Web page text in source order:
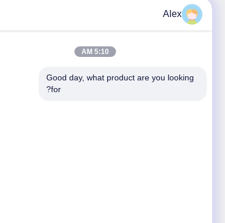
محصولات
Alex
5:10 AM
Good day, what product are you looking
for?